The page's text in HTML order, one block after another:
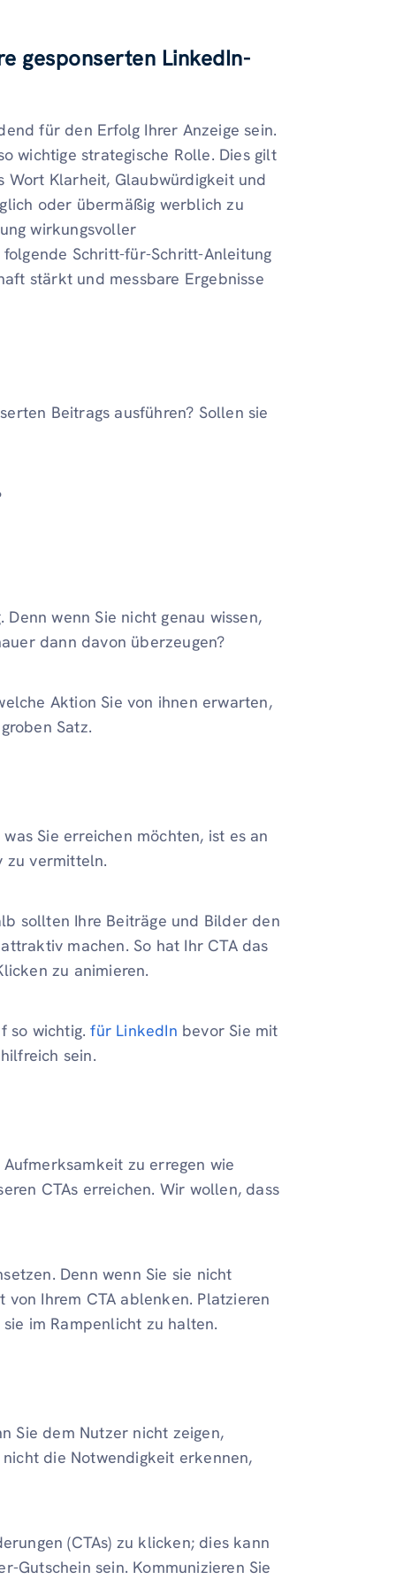
gesponserten LinkedIn-
für den Erfolg Ihrer Anzeige sein.
wichtige strategische Rolle. Dies gilt
Wort Klarheit, Glaubwürdigkeit und
oder übermäßig werblich zu
wirkungsvoller
Schritt-für-Schritt-Anleitung
stärkt und messbare Ergebnisse
Beitrags ausführen? Sollen sie
wenn Sie nicht genau wissen,
dann davon überzeugen?
Aktion Sie von ihnen erwarten,
Satz.
Sie erreichen möchten, ist es an
zu vermitteln.
sollten Ihre Beiträge und Bilder den
machen. So hat Ihr CTA das
zu animieren.
so wichtig.für LinkedIn bevor Sie mit
sein.
zu erregen wie
CTAs erreichen. Wir wollen, dass
Denn wenn Sie sie nicht
Ihrem CTA ablenken. Platzieren
im Rampenlicht zu halten.
Sie dem Nutzer nicht zeigen,
die Notwendigkeit erkennen,
(CTAs) zu klicken; dies kann
Gutschein sein. Kommunizieren Sie